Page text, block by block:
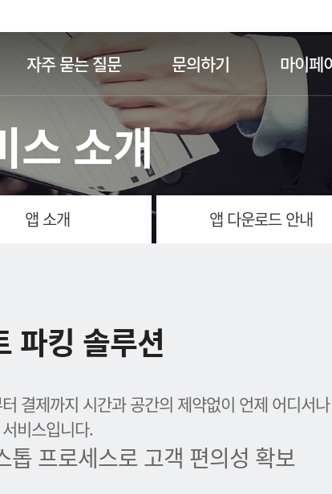
자주 묻는 질문 문의하기 마이페
스 소개
앱 소개 앱 다운로드 안내
파킹 솔루션
결제까지 시간과 공간의 제약없이 언제 어디서
서비스입니다.
톱 프로세스로 고객 편의성 확보